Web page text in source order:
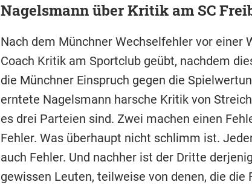
Nagelsmann über Kritik am SC
Nach dem Münchner Wechselfehler vor einer
Coach Kritik am Sportclub geübt, nachdem
die Münchner Einspruch gegen die
erntete Nagelsmann harsche Kritik von
es drei Parteien sind. Zwei machen einen
Fehler. Was überhaupt nicht schlimm ist.
auch Fehler. Und nachher ist der Dritte
gewissen Leuten, teilweise von denen, die die